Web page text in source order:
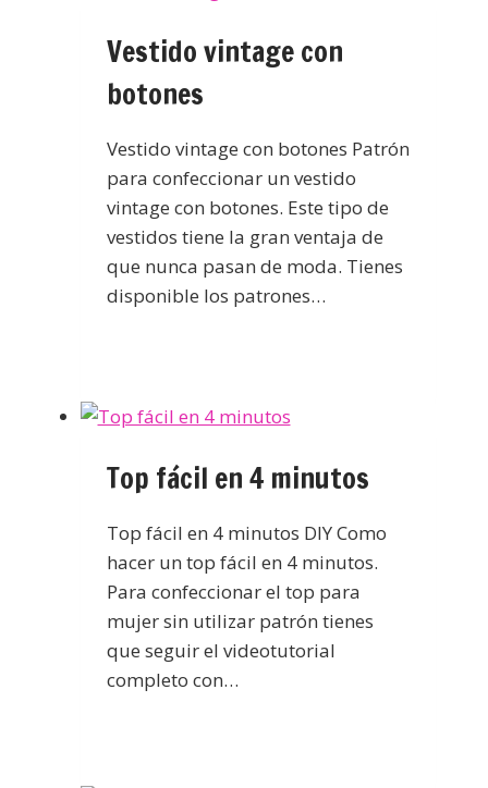
Vestido vintage con
botones
Vestido vintage con botones Patrón
para confeccionar un vestido
vintage con botones. Este tipo de
vestidos tiene la gran ventaja de
que nunca pasan de moda. Tienes
disponible los patrones…
Top fácil en 4 minutos
Top fácil en 4 minutos DIY Como
hacer un top fácil en 4 minutos.
Para confeccionar el top para
mujer sin utilizar patrón tienes
que seguir el videotutorial
completo con…